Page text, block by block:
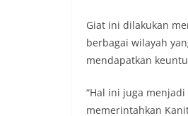
Giat ini dilakukan
berbagai wilayah
mendapatkan
“Hal ini juga
memerintahkan